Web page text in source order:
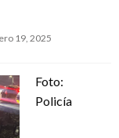
19, 2025
Foto:
Policía